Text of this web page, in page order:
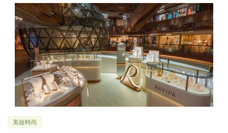
美妝時尚